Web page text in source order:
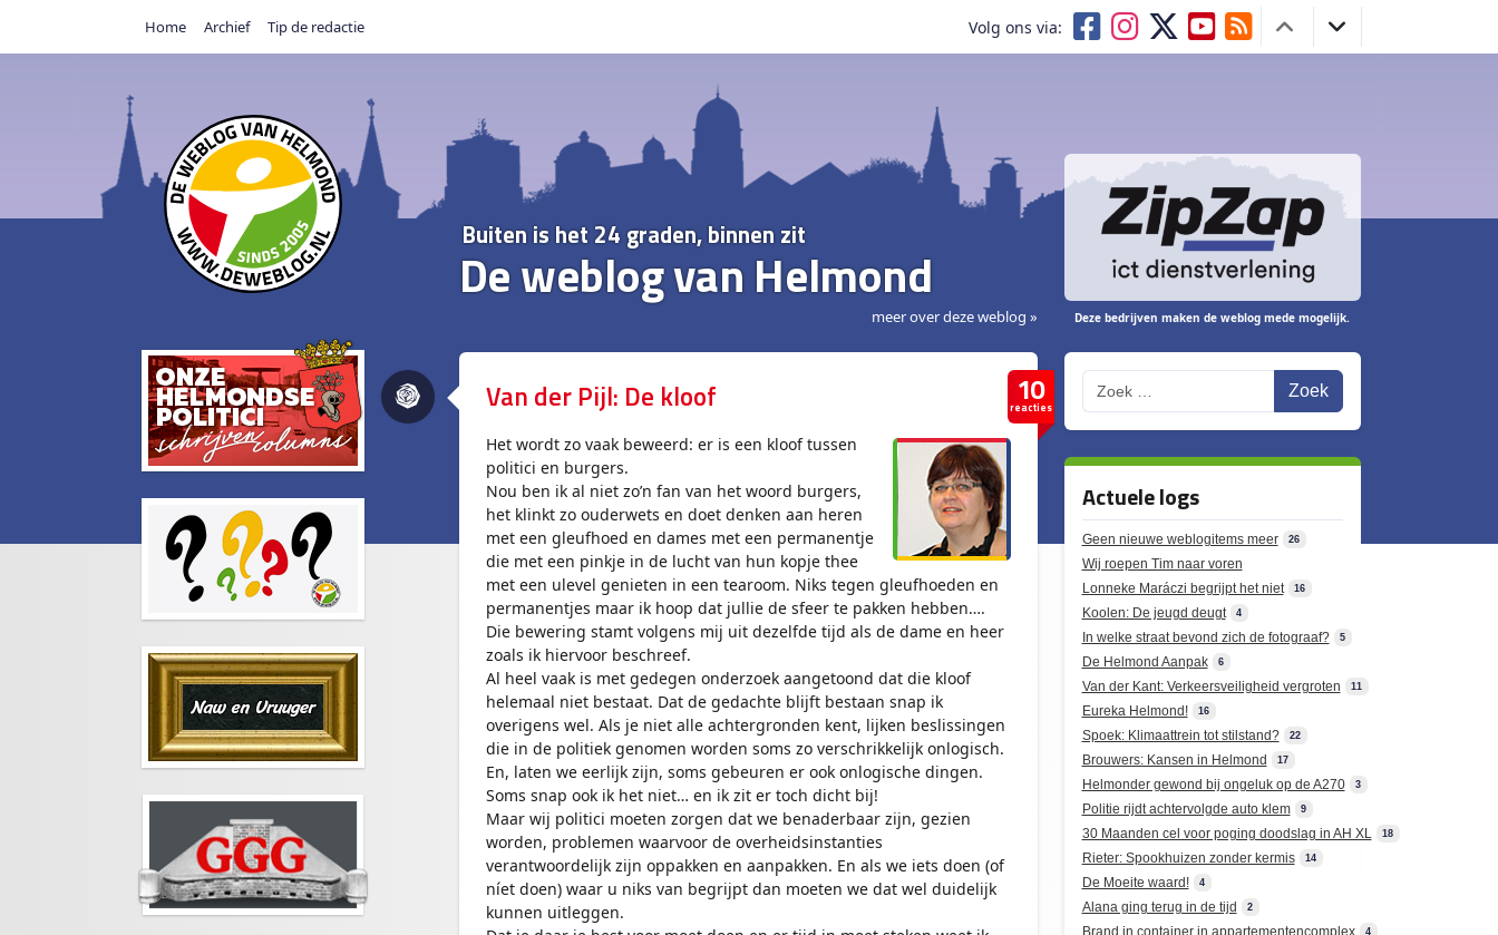
Home Archief Tip de redactie Volg ons via:
Buiten is het 24 graden, binnen zit
De weblog van Helmond
meer over deze weblog » Deze bedrijven maken de weblog mede mogelijk.
10
reacties
Van der Pijl: De kloof
Het wordt zo vaak beweerd: er is een kloof tussen
politici en burgers.
Nou ben ik al niet zo’n fan van het woord burgers,
het klinkt zo ouderwets en doet denken aan heren
met een gleufhoed en dames met een permanentje
die met een pinkje in de lucht van hun kopje thee
met een ulevel genieten in een tearoom. Niks tegen gleufhoeden en
permanentjes maar ik hoop dat jullie de sfeer te pakken hebben….
Die bewering stamt volgens mij uit dezelfde tijd als de dame en heer
zoals ik hiervoor beschreef.
Al heel vaak is met gedegen onderzoek aangetoond dat die kloof
helemaal niet bestaat. Dat de gedachte blijft bestaan snap ik
overigens wel. Als je niet alle achtergronden kent, lijken beslissingen
die in de politiek genomen worden soms zo verschrikkelijk onlogisch.
En, laten we eerlijk zijn, soms gebeuren er ook onlogische dingen.
Soms snap ook ik het niet… en ik zit er toch dicht bij!
Maar wij politici moeten zorgen dat we benaderbaar zijn, gezien
worden, problemen waarvoor de overheidsinstanties
verantwoordelijk zijn oppakken en aanpakken. En als we iets doen (of
níet doen) waar u niks van begrijpt dan moeten we dat wel duidelijk
kunnen uitleggen.
Actuele logs
Geen nieuwe weblogitems meer 26
Wij roepen Tim naar voren
Lonneke Maráczi begrijpt het niet
16
Koolen: De jeugd deugt 4
In welke straat bevond zich de fotograaf? 5
De Helmond Aanpak 6
Van der Kant: Verkeersveiligheid vergroten 11
Eureka Helmond! 16
Spoek: Klimaattrein tot stilstand? 22
Brouwers: Kansen in Helmond 17
Helmonder gewond bij ongeluk op de A270 3
Politie rijdt achtervolgde auto klem 9
30 Maanden cel voor poging doodslag in AH XL 18
Rieter: Spookhuizen zonder kermis 14
De Moeite waard! 4
Alana ging terug in de tijd 2
Brand in container in appartementencomplex 4